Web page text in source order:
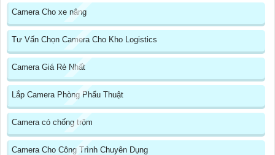
Camera Cho xe nâng
Tư Vấn Chọn Camera Cho Kho Logistics
Camera Giá Rẻ Nhất
Lắp Camera Phòng Phẩu Thuật
Camera có chống trộm
Camera Cho Công Trình Chuyên Dụng